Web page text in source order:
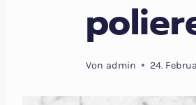
Von admin 24.